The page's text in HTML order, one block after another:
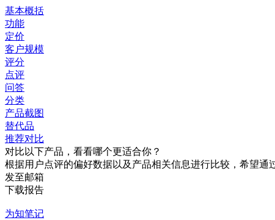
基本概括
功能
定价
客户规模
评分
点评
问答
分类
产品截图
替代品
推荐对比
对比以下产品，看看哪个更适合你？
根据用户点评的偏好数据以及产品相关信息进行比较，希望通
发至邮箱
下载报告
为知笔记